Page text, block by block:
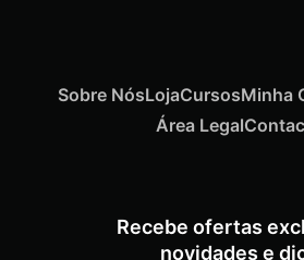
Recebe ofertas
novidades e
Sobre NósLojaCursosMinha
Área Legal